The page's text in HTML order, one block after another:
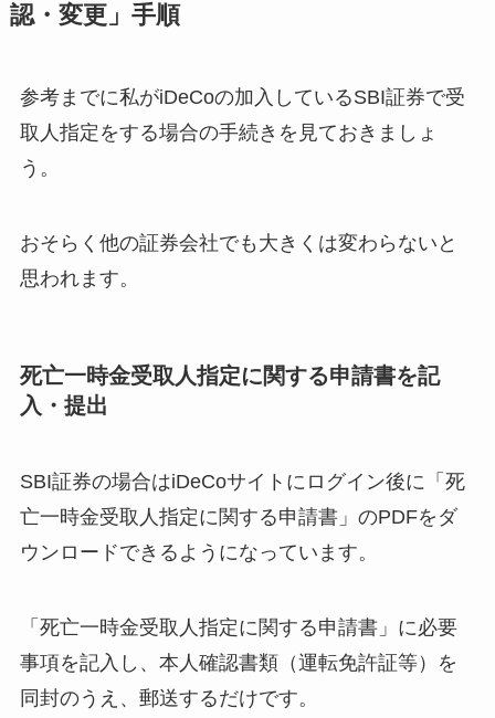
認・変更」手順
参考までに私がiDeCoの加入しているSBI証券で受
取人指定をする場合の手続きを見ておきましょ
う。
おそらく他の証券会社でも大きくは変わらないと
思われます。
死亡一時金受取人指定に関する申請書を記
入・提出
SBI証券の場合はiDeCoサイトにログイン後に「死
亡一時金受取人指定に関する申請書」のPDFをダ
ウンロードできるようになっています。
「死亡一時金受取人指定に関する申請書」に必要
事項を記入し、本人確認書類（運転免許証等）を
同封のうえ、郵送するだけです。